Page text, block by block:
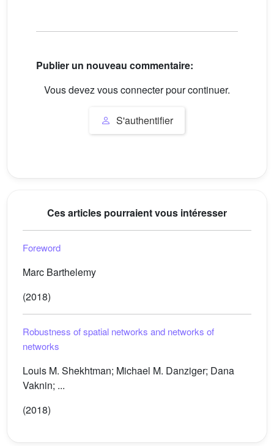
Publier un nouveau commentaire:
Vous devez vous connecter pour continuer.
S'authentifier
Ces articles pourraient vous intéresser
Foreword
Marc Barthelemy
(2018)
Robustness of spatial networks and networks of
networks
Louis M. Shekhtman; Michael M. Danziger; Dana
Vaknin; ...
(2018)